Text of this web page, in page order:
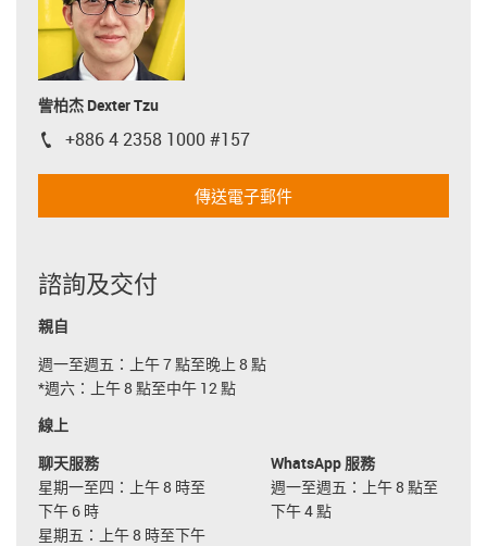
訾柏杰 Dexter Tzu
igus-icon-phone
+886 4 2358 1000 #157
傳送電子郵件
諮詢及交付
親自
週一至週五：上午 7 點至晚上 8 點
*週六：上午 8 點至中午 12 點
線上
聊天服務
星期一至四：上午 8 時至
下午 6 時
星期五：上午 8 時至下午
WhatsApp 服務
週一至週五：上午 8 點至
下午 4 點